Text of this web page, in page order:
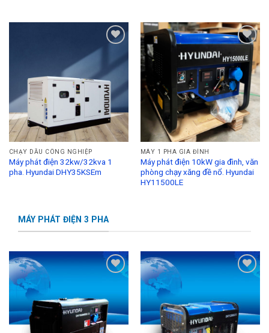
Wishlist
CHẠY DẦU CÔNG NGHIỆP
Máy phát điện 32kw/32kva 1
pha. Hyundai DHY35KSEm
Wishlist
MÁY 1 PHA GIA ĐÌNH
Máy phát điện 10kW gia đình, văn
phòng chạy xăng đề nổ. Hyundai
HY11500LE
MÁY PHÁT ĐIỆN 3 PHA